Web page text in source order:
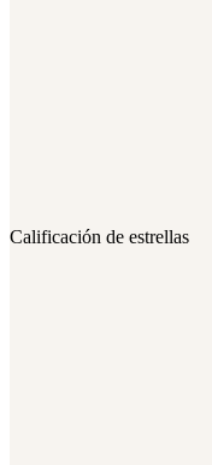
Calificación de estrellas